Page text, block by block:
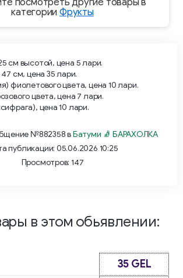
категорииФрукты
см высотой, цена 5 лари.
см, цена 35 лари.
фиолетового цвета, цена 10 лари.
цвета, цена 7 лари.
цена 10 лари.
№882358 вБатуми 🧦 БАРАХОЛКА
публикации: 05.06.2026 10:25
Просмотров: 147
в этом обьявлении:
35 GEL